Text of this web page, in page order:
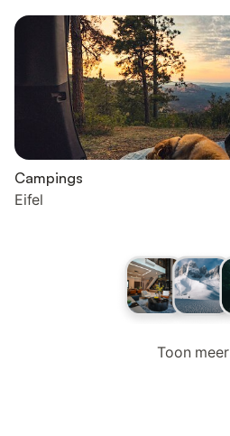
Campings
Eifel
Toon meer